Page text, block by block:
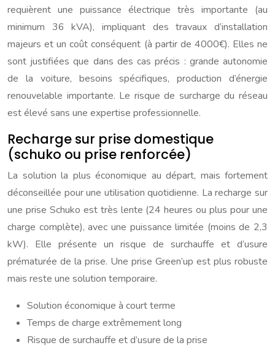
requièrent une puissance électrique très importante (au
minimum 36 kVA), impliquant des travaux d’installation
majeurs et un coût conséquent (à partir de 4000€). Elles ne
sont justifiées que dans des cas précis : grande autonomie
de la voiture, besoins spécifiques, production d’énergie
renouvelable importante. Le risque de surcharge du réseau
est élevé sans une expertise professionnelle.
Recharge sur prise domestique
(schuko ou prise renforcée)
La solution la plus économique au départ, mais fortement
déconseillée pour une utilisation quotidienne. La recharge sur
une prise Schuko est très lente (24 heures ou plus pour une
charge complète), avec une puissance limitée (moins de 2,3
kW). Elle présente un risque de surchauffe et d’usure
prématurée de la prise. Une prise Green’up est plus robuste
mais reste une solution temporaire.
Solution économique à court terme
Temps de charge extrêmement long
Risque de surchauffe et d’usure de la prise